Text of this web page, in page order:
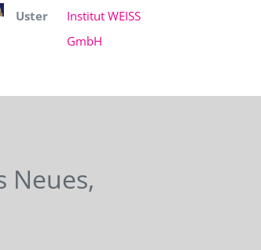
Uster
Institut WEISS
GmbH
Neues,